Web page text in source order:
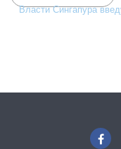
Власти Сингапура